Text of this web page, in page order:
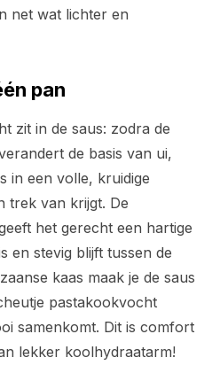
net wat lichter en
pan
zit in de saus: zodra de
de basis van ui,
in een volle, kruidige
trek van krijgt. De
het gerecht een hartige
en stevig blijft tussen de
kaas maak je de saus
pastakookvocht
samenkomt. Dit is comfort
lekker koolhydraatarm!